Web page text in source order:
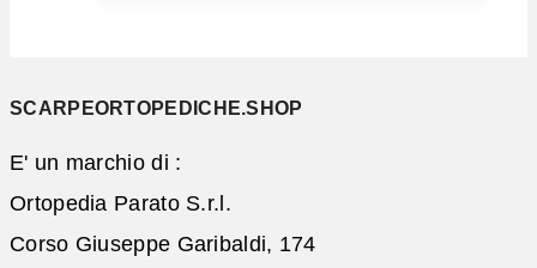
SCARPEORTOPEDICHE.SHOP
E' un marchio di :
Ortopedia Parato S.r.l.
Corso Giuseppe Garibaldi, 174